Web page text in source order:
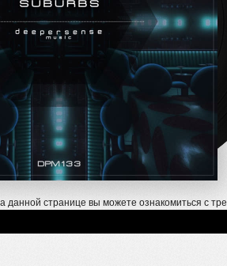
данной странице вы можете ознакомиться с